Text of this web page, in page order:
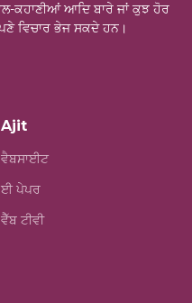
ਕਹਾਣੀਆਂ ਆਦਿ ਬਾਰੇ ਜਾਂ ਕੁਝ ਹੋਰ
ਵਿਚਾਰ ਭੇਜ ਸਕਦੇ ਹਨ।
Ajit
ਵੈਬਸਾਈਟ
ਈ ਪੇਪਰ
ਵੈੱਬ ਟੀਵੀ